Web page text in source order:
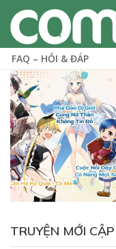
FAQ – HỎI & ĐÁP
TRUYỆN MỚI